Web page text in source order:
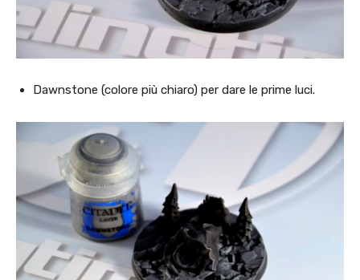
Dawnstone (colore più chiaro) per dare le prime luci.